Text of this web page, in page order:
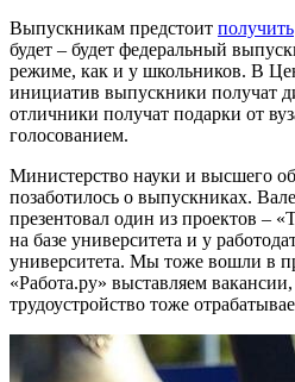
Выпускникам предстоит получить
будет – будет федеральный
режиме, как и у школьников. В
инициатив выпускники получат
отличники получат подарки от
голосованием.
Министерство науки и высшего
позаботилось о выпускниках.
презентовал один из проектов –
на базе университета и у
университета. Мы тоже вошли в
«Работа.ру» выставляем
трудоустройство тоже